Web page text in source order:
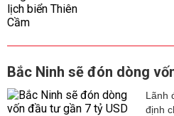
Bắc Ninh sẽ đón dòng
Lãnh
định